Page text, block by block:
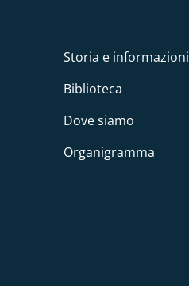
Storia e informazioni
Biblioteca
Dove siamo
Organigramma